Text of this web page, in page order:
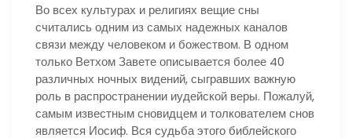
Во всех культурах и религиях вещие сны
считались одним из самых надежных каналов
связи между человеком и божеством. В одном
только Ветхом Завете описывается более 40
различных ночных видений, сыгравших важную
роль в распространении иудейской веры. Пожалуй,
самым известным сновидцем и толкователем снов
является Иосиф. Вся судьба этого библейского